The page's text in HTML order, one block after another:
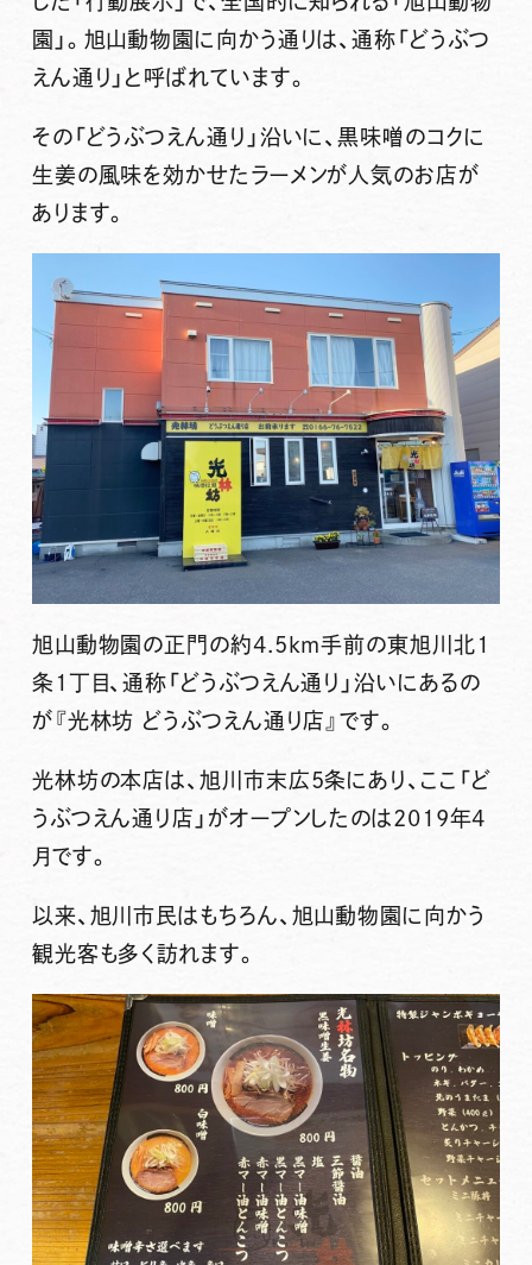
園」。旭山動物園に向かう通りは、通称「どうぶつ
えん通り」と呼ばれています。
その「どうぶつえん通り」沿いに、黒味噌のコクに
生姜の風味を効かせたラーメンが人気のお店が
あります。
旭山動物園の正門の約4.5km手前の東旭川北1
条1丁目、通称「どうぶつえん通り」沿いにあるの
が 『光林坊 どうぶつえん通り店』です。
光林坊の本店は、旭川市末広5条にあり、ここ「ど
うぶつえん通り店」がオープンしたのは2019年4
月です。
以来、旭川市民はもちろん、旭山動物園に向かう
観光客も多く訪れます。